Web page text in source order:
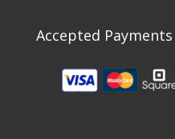
Accepted Payments